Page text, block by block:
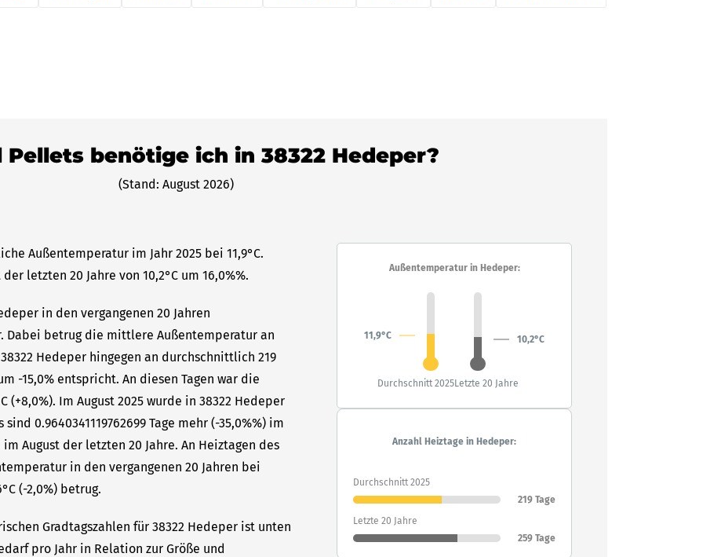
benötige ich in 38322 Hedeper?
(Stand: August 2026)
Außentemperatur im Jahr 2025 bei 11,9°C.
letzten 20 Jahre von 10,2°C um 16,0%%.
in den vergangenen 20 Jahren
Dabei betrug die mittlere Außentemperatur an
Hedeper hingegen an durchschnittlich 219
-15,0% entspricht. An diesen Tagen war die
Im August 2025 wurde in 38322 Hedeper
0.9640341119762699 Tage mehr (-35,0%%) im
August der letzten 20 Jahre. An Heiztagen des
in den vergangenen 20 Jahren bei
(-2,0%) betrug.
Gradtagszahlen für 38322 Hedeper ist unten
pro Jahr in Relation zur Größe und
Außentemperatur in Hedeper:
11,9°C 10,2°C
Durchschnitt 2025Letzte 20 Jahre
Anzahl Heiztage in Hedeper:
Durchschnitt 2025
219 Tage
Letzte 20 Jahre
259 Tage